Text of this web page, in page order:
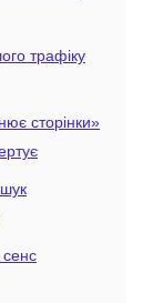
трафіку
сторінки»